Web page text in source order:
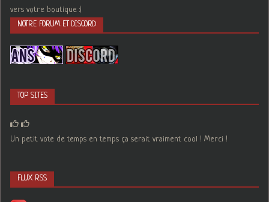
vers votre boutique :)
NOTRE FORUM ET DISCORD
TOP SITES
Un petit vote de temps en temps ça serait vraiment cool ! Merci !
FLUX RSS